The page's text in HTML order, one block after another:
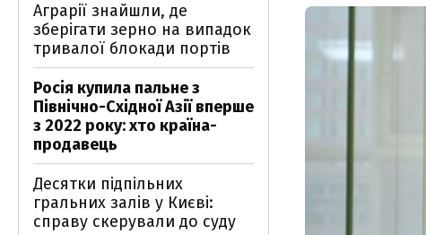
Аграрії знайшли, де
зберігати зерно на випадок
тривалої блокади портів
Росія купила пальне з
Північно-Східної Азії вперше
з 2022 року: хто країна-
продавець
Десятки підпільних
гральних залів у Києві:
справу скерували до суду